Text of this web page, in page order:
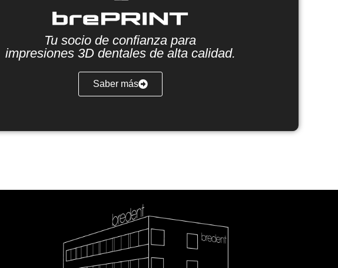
Tu socio de confianza para
impresiones 3D dentales de alta calidad.
Saber más